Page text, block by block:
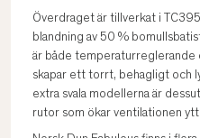
Överdraget är tillverkat i
blandning av 50 %
är både
skapar ett torrt, behagligt och
extra svala modellerna är
rutor som ökar ventilationen